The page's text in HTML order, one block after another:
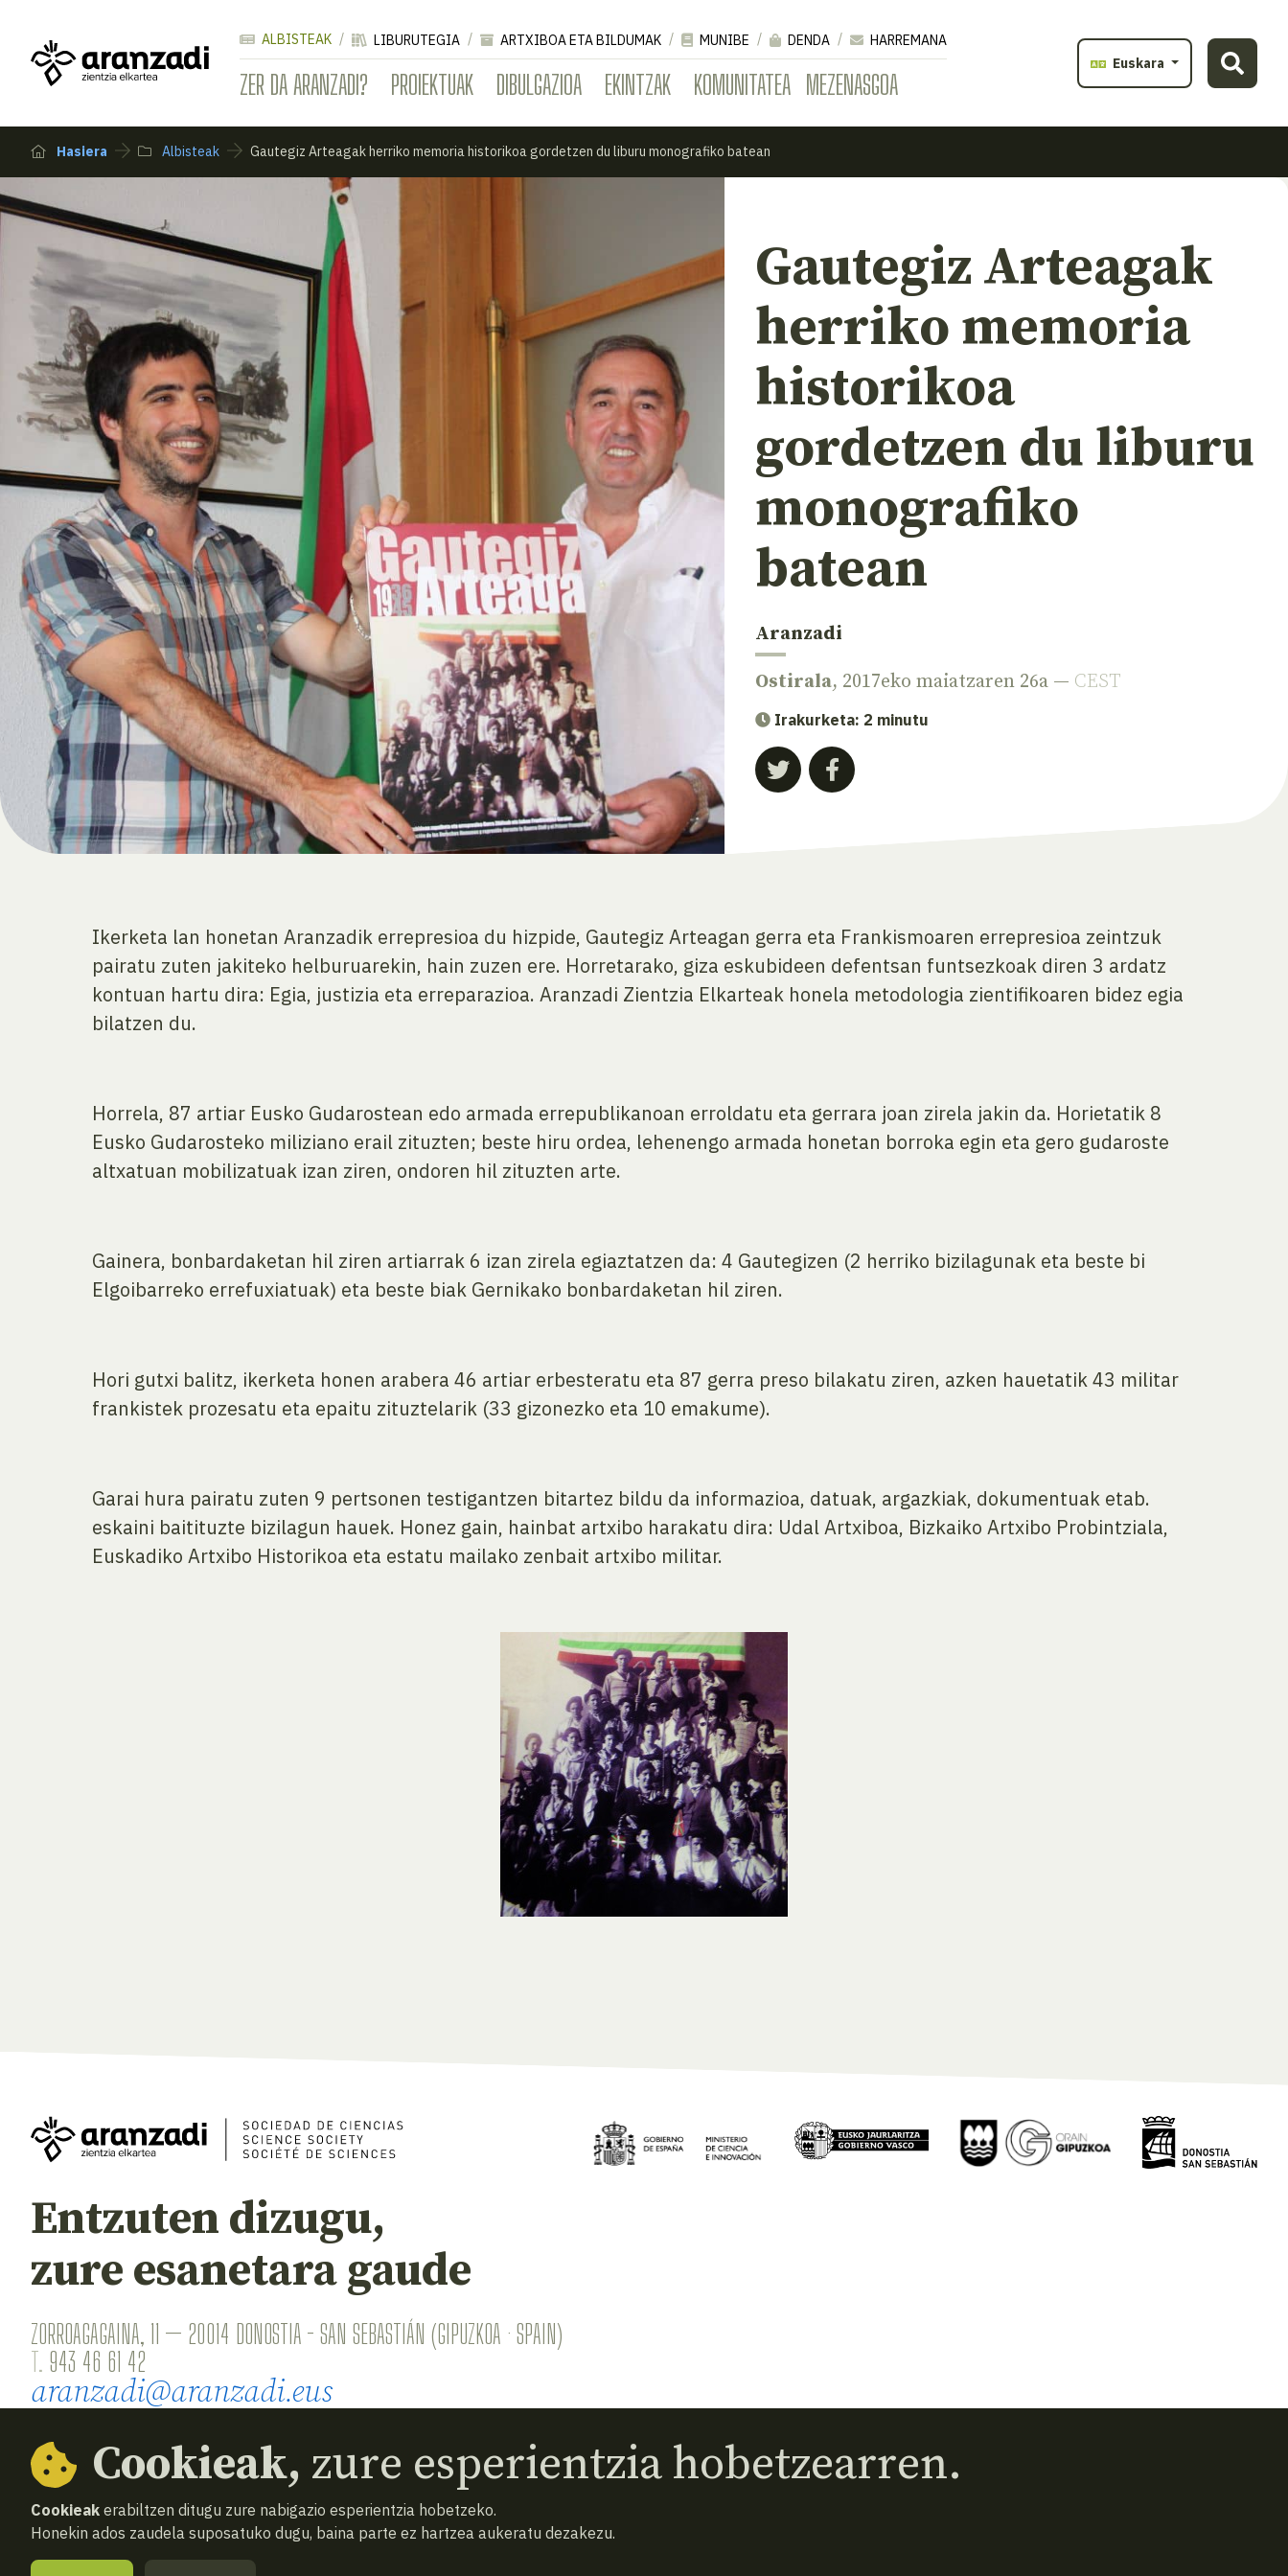
ZER DA ARANZADI? PROIEKTUAK DIBULGAZIOA EKINTZAK KOMUNITATEA MEZENASGOA
ALBISTEAK LIBURUTEGIA ARTXIBOA ETA BILDUMAK MUNIBE DENDA
HARREMANA
Euskara
Hasiera Albisteak Gautegiz Arteagak herriko memoria historikoa gordetzen du liburu monografiko batean
Gautegiz Arteagak
herriko memoria
historikoa
gordetzen du liburu
monografiko
batean
Aranzadi
Ostirala, 2017eko maiatzaren 26a — CEST
Irakurketa: 2 minutu
Ikerketa lan honetan Aranzadik errepresioa du hizpide, Gautegiz Arteagan gerra eta Frankismoaren errepresioa zeintzuk
pairatu zuten jakiteko helburuarekin, hain zuzen ere. Horretarako, giza eskubideen defentsan funtsezkoak diren 3 ardatz
kontuan hartu dira: Egia, justizia eta erreparazioa. Aranzadi Zientzia Elkarteak honela metodologia zientifikoaren bidez egia
bilatzen du.
Horrela, 87 artiar Eusko Gudarostean edo armada errepublikanoan erroldatu eta gerrara joan zirela jakin da. Horietatik 8
Eusko Gudarosteko miliziano erail zituzten; beste hiru ordea, lehenengo armada honetan borroka egin eta gero gudaroste
altxatuan mobilizatuak izan ziren, ondoren hil zituzten arte.
Gainera, bonbardaketan hil ziren artiarrak 6 izan zirela egiaztatzen da: 4 Gautegizen (2 herriko bizilagunak eta beste bi
Elgoibarreko errefuxiatuak) eta beste biak Gernikako bonbardaketan hil ziren.
Hori gutxi balitz, ikerketa honen arabera 46 artiar erbesteratu eta 87 gerra preso bilakatu ziren, azken hauetatik 43 militar
frankistek prozesatu eta epaitu zituztelarik (33 gizonezko eta 10 emakume).
Garai hura pairatu zuten 9 pertsonen testigantzen bitartez bildu da informazioa, datuak, argazkiak, dokumentuak etab.
eskaini baitituzte bizilagun hauek. Honez gain, hainbat artxibo harakatu dira: Udal Artxiboa, Bizkaiko Artxibo Probintziala,
Euskadiko Artxibo Historikoa eta estatu mailako zenbait artxibo militar.
Entzuten dizugu,
zure esanetara gaude
ZORROAGAGAINA, 11 — 20014 DONOSTIA - SAN SEBASTIÁN (GIPUZKOA · SPAIN)
T. 943 46 61 42
aranzadi@aranzadi.eus
Cookieak, zure esperientzia hobetzearren.
Cookieak erabiltzen ditugu zure nabigazio esperientzia hobetzeko.
Honekin ados zaudela suposatuko dugu, baina parte ez hartzea aukeratu dezakezu.